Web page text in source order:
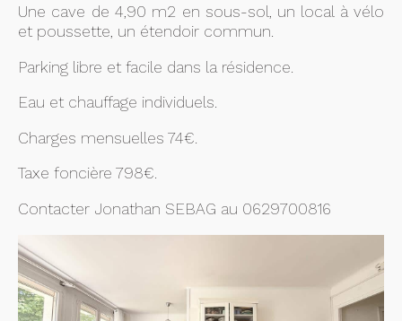
Une cave de 4,90 m2 en sous-sol, un local à vélo
et poussette, un étendoir commun.
Parking libre et facile dans la résidence.
Eau et chauffage individuels.
Charges mensuelles 74€.
Taxe foncière 798€.
Contacter Jonathan SEBAG au 0629700816